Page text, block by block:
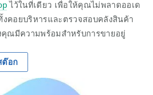
ไว้ในที่เดียว เพื่อให้คุณไม่พลาดออเด
คอยบริหารและตรวจสอบคลังสินค้า
คุณมีความพร้อมสำหรับการขายอยู่
ต๊อก